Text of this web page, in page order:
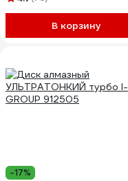
В корзину
-17%